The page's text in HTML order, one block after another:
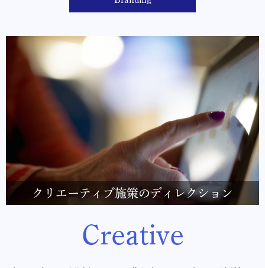
クリエーティブ施策のディレクション
Creative